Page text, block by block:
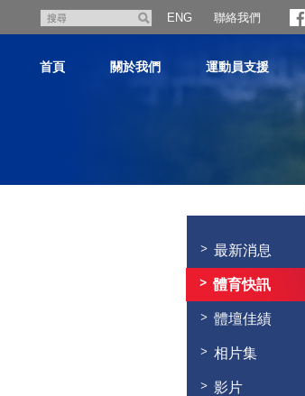
尋
ENG 聯絡我們
首頁 關於我們 運動員支援
最新消息
體育快訊
體壇佳績
相片集
影片